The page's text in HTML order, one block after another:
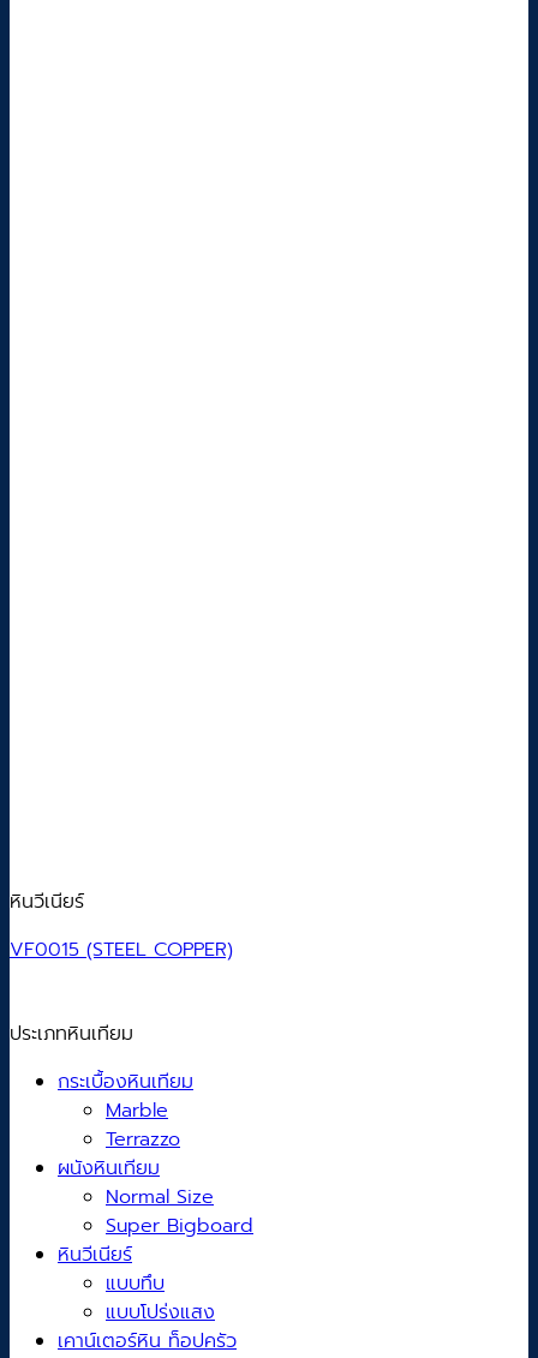
หินวีเนียร์
VF0015 (STEEL COPPER)
ประเภทหินเทียม
กระเบื้องหินเทียม
Marble
Terrazzo
ผนังหินเทียม
Normal Size
Super Bigboard
หินวีเนียร์
แบบทึบ
แบบโปร่งแสง
เคาน์เตอร์หิน ท็อปครัว